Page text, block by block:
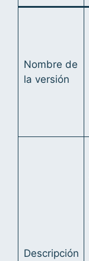
Nombre de
la versión
Descripción